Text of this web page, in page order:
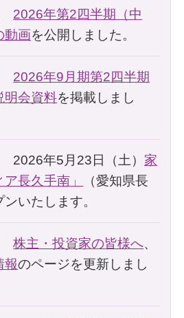
2026年第2四半期（中
動画を公開しました。
2026年9月期第2四半期
明会資料を掲載しまし
年5月23日（土） 家
長久手南」
（愛知県長
いたします。
株主・投資家の皆様へ、
報のページを更新しまし